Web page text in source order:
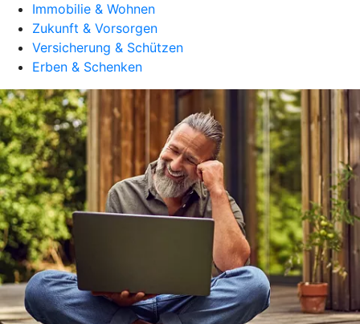
Immobilie & Wohnen
Zukunft & Vorsorgen
Versicherung & Schützen
Erben & Schenken